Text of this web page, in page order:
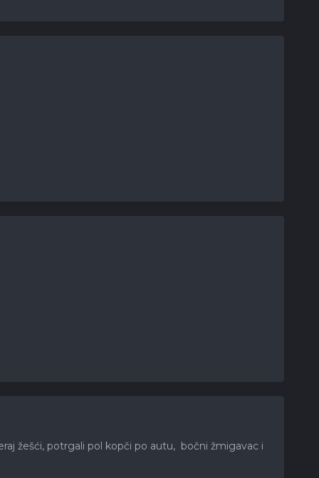
žešći, potrgali pol kopči po autu, bočni žmigavac i